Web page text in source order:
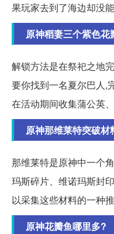
果玩家去到了海边却没
原神稻妻三个紫色花
解锁方法是在祭祀之地
要你找到一名夏尔巴人,
在活动期间收集蒲公英
原神那维莱特突破材
那维莱特是原神中一个
玛斯碎片、维诺玛斯封
以采集这些材料的一种
原神花瓣鱼哪里多?